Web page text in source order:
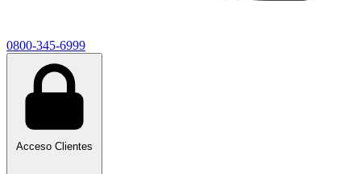
0800-345-6999
Acceso Clientes